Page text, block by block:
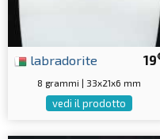
19
labradorite
8 grammi | 33x21x6 mm
vedi il prodotto